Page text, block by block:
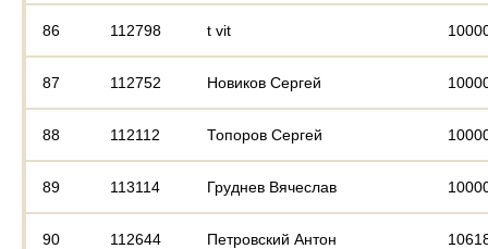
86 112798 t vit
87 112752 Новиков Сергей
88 112112 Топоров Сергей
89 113114 Груднев Вячеслав
90 112644 Петровский Антон